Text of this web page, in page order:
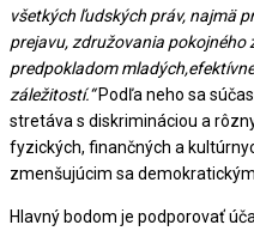
všetkých ľudských práv, najmä
prejavu, združovania pokojného
predpokladom
záležitostí.“Podľa neho sa
stretáva s diskrimináciou a
fyzických, finančných a
zmenšujúcim sa
Hlavný bodom je podporovať